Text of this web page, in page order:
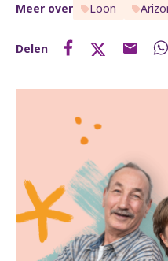
Meer over Loon
Delen